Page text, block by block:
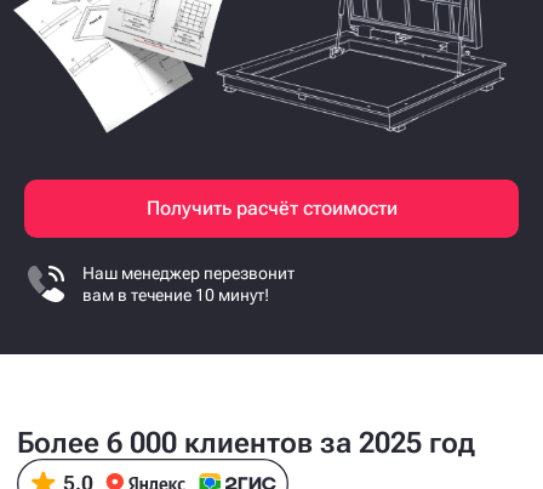
Получить расчёт стоимости
Наш менеджер перезвонит
вам в течение 10 минут!
Более 6 000 клиентов за 2025 год